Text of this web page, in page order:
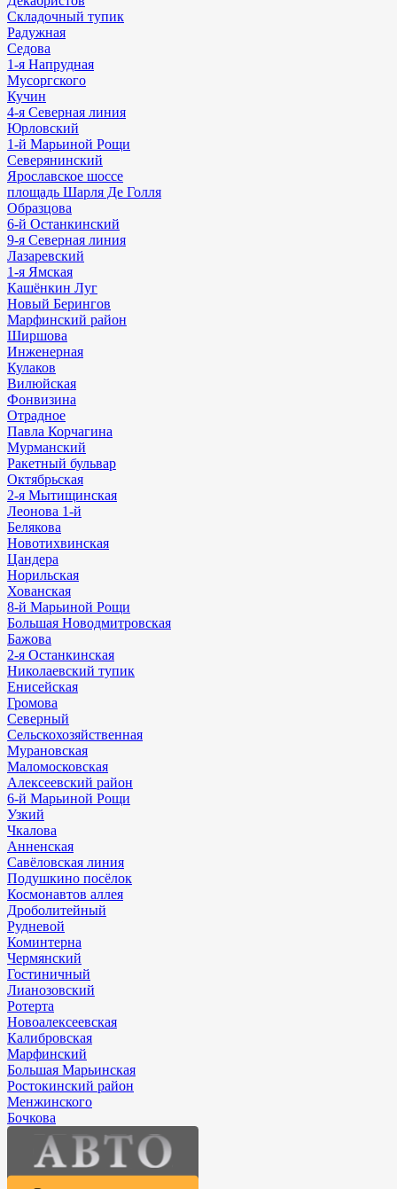
Складочный тупик
Радужная
Седова
1-я Напрудная
Мусоргского
Кучин
4-я Северная линия
Юрловский
1-й Марьиной Рощи
Северянинский
Ярославское шоссе
площадь Шарля Де Голля
Образцова
6-й Останкинский
9-я Северная линия
Лазаревский
1-я Ямская
Кашёнкин Луг
Новый Берингов
Марфинский район
Ширшова
Инженерная
Кулаков
Вилюйская
Фонвизина
Отрадное
Павла Корчагина
Мурманский
Ракетный бульвар
Октябрьская
2-я Мытищинская
Леонова 1-й
Белякова
Новотихвинская
Цандера
Норильская
Хованская
8-й Марьиной Рощи
Большая Новодмитровская
Бажова
2-я Останкинская
Николаевский тупик
Енисейская
Громова
Северный
Сельскохозяйственная
Мурановская
Маломосковская
Алексеевский район
6-й Марьиной Рощи
Узкий
Чкалова
Анненская
Савёловская линия
Подушкино посёлок
Космонавтов аллея
Дроболитейный
Рудневой
Коминтерна
Чермянский
Гостиничный
Лианозовский
Ротерта
Новоалексеевская
Калибровская
Марфинский
Большая Марьинская
Ростокинский район
Менжинского
Бочкова